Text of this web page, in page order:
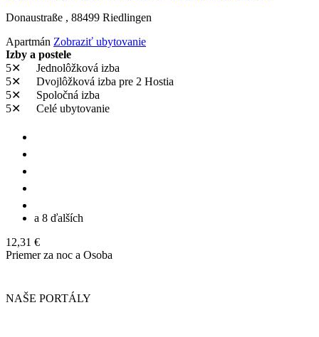
Donaustraße , 88499 Riedlingen
Apartmán Zobraziť ubytovanie
Izby a postele
5✕
Jednolôžková izba
5✕
Dvojlôžková izba pre 2 Hostia
5✕
Spoločná izba
5✕
Celé ubytovanie
a 8 ďalších
12,31 €
Priemer za noc a Osoba
NAŠE PORTÁLY